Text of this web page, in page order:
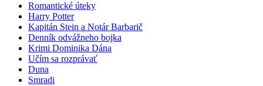
Romantické úteky
Harry Potter
Kapitán Stein a Notár Barbarič
Denník odvážneho bojka
Krimi Dominika Dána
Učím sa rozprávať
Duna
Smradi